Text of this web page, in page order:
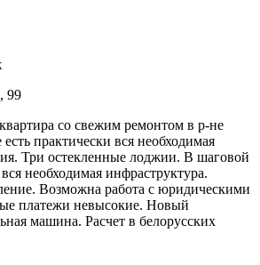
99
со свежим ремонтом в р-не
практически вся необходимая
Три остекленные лоджии. В шаговой
необходимая инфраструктура.
Возможна работа с юридическими
платежи невысокие. Новый
машина. Расчет в белорусских